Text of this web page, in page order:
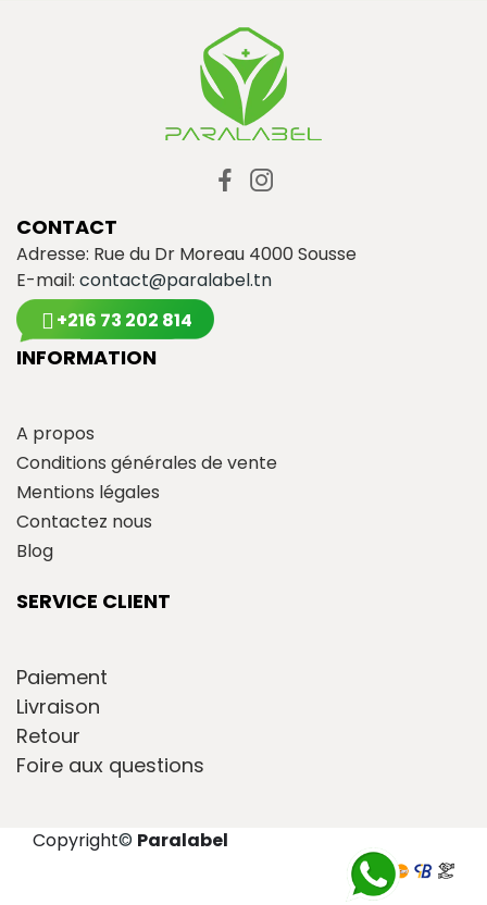
CONTACT
Adresse: Rue du Dr Moreau 4000 Sousse
E-mail: contact@paralabel.tn
+216 73 202 814
INFORMATION
A propos
Conditions générales de vente
Mentions légales
Contactez nous
Blog
SERVICE CLIENT
Paiement
Livraison
Retour
Foire aux questions
Copyright© Paralabel